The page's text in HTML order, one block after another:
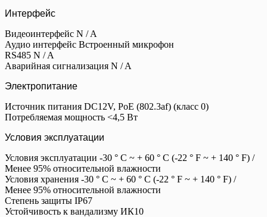
Интерфейс
Видеоинтерфейс N / A
Аудио интерфейс Встроенный микрофон
RS485 N / A
Аварийная сигнализация N / A
Электропитание
Источник питания DC12V, PoE (802.3af) (класс 0)
Потребляемая мощность <4,5 Вт
Условия эксплуатации
Условия эксплуатации -30 ° C ~ + 60 ° C (-22 ° F ~ + 140 ° F) /
Менее 95% относительной влажности
Условия хранения -30 ° C ~ + 60 ° C (-22 ° F ~ + 140 ° F) /
Менее 95% относительной влажности
Степень защиты IP67
Устойчивость к вандализму ИК10